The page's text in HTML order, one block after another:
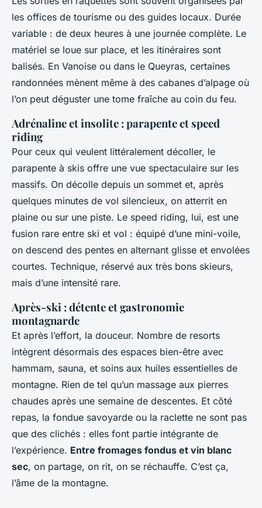
les offices de tourisme ou des guides locaux. Durée
variable : de deux heures à une journée complète. Le
matériel se loue sur place, et les itinéraires sont
balisés. En Vanoise ou dans le Queyras, certaines
randonnées mènent même à des cabanes d’alpage où
l’on peut déguster une tome fraîche au coin du feu.
Adrénaline et insolite : parapente et speed
riding
Pour ceux qui veulent littéralement décoller, le
parapente à skis offre une vue spectaculaire sur les
massifs. On décolle depuis un sommet et, après
quelques minutes de vol silencieux, on atterrit en
plaine ou sur une piste. Le speed riding, lui, est une
fusion rare entre ski et vol : équipé d’une mini-voile,
on descend des pentes en alternant glisse et envolées
courtes. Technique, réservé aux très bons skieurs,
mais d’une intensité rare.
Après-ski : détente et gastronomie
montagnarde
Et après l’effort, la douceur. Nombre de resorts
intègrent désormais des espaces bien-être avec
hammam, sauna, et soins aux huiles essentielles de
montagne. Rien de tel qu’un massage aux pierres
chaudes après une semaine de descentes. Et côté
repas, la fondue savoyarde ou la raclette ne sont pas
que des clichés : elles font partie intégrante de
l’expérience. Entre fromages fondus et vin blanc
sec, on partage, on rit, on se réchauffe. C’est ça,
l’âme de la montagne.